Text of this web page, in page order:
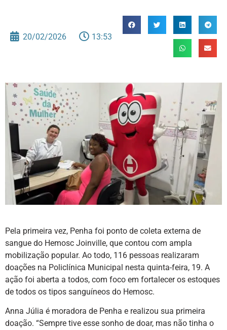
20/02/2026 13:53
Pela primeira vez, Penha foi ponto de coleta externa de
sangue do Hemosc Joinville, que contou com ampla
mobilização popular. Ao todo, 116 pessoas realizaram
doações na Policlínica Municipal nesta quinta-feira, 19. A
ação foi aberta a todos, com foco em fortalecer os estoques
de todos os tipos sanguíneos do Hemosc.
Anna Júlia é moradora de Penha e realizou sua primeira
doação. “Sempre tive esse sonho de doar, mas não tinha o